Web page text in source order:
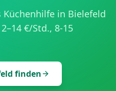
Küchenhilfe in Bielefeld
–14 €/Std., 8-15
finden